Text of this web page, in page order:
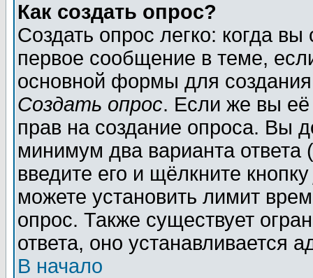
Как создать опрос?
Создать опрос легко: когда
первое сообщение в теме,
основной формы для
Создать опрос. Если же вы её
прав на создание опроса. Вы
минимум два варианта ответа
введите его и щёлкните
можете установить лимит
опрос. Также существует
ответа, оно устанавливается
В начало